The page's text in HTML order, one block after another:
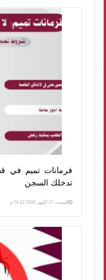
فرمانات تميم في
تدخلك السجن
السبت، 17 أكتوبر 2020 01:42 م